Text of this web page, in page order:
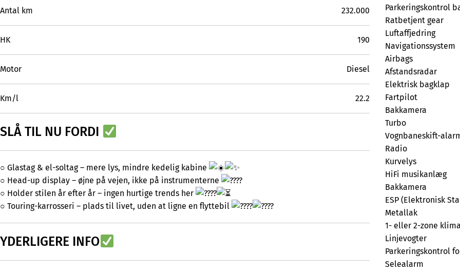
Antal km 232.000
HK 190
Motor Diesel
Km/l 22.2
SLÅ TIL NU FORDI
○ Glastag & el-soltag – mere lys, mindre kedelig kabine
○ Head-up display – øjne på vejen, ikke på instrumenterne
○ Holder stilen år efter år – ingen hurtige trends her
○ Touring-karrosseri – plads til livet, uden at ligne en flyttebil
YDERLIGERE INFO
Parkeringskontrol
Ratbetjent gear
Luftaffjedring
Navigationssystem
Airbags
Afstandsradar
Elektrisk bagklap
Fartpilot
Bakkamera
Turbo
Vognbaneskift-
Radio
Kurvelys
HiFi musikanlæg
Bakkamera
ESP (Elektronisk
Metallak
1- eller 2-zone
Linjevogter
Parkeringskontrol
Selealarm